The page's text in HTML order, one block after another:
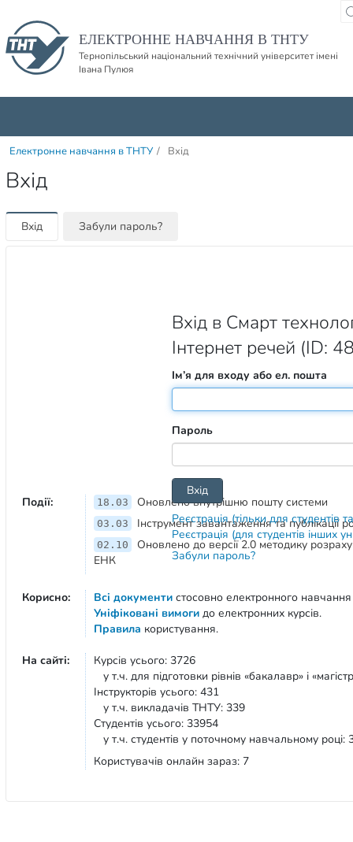
ЕЛЕКТРОННЕ НАВЧАННЯ В ТНТУ
Тернопільський національний технічний університет імені
Івана Пулюя
Електронне навчання в ТНТУ / Вхід
Вхід
Вхід Забули пароль?
Вхід в Смарт
Інтернет речей (ID:
Ім’я для входу або ел. пошта
Пароль
Реєстрація (тільки для студентів
Реєстрація (для студентів інших
Забули пароль?
Події: 18.03 Оновлено внутрішню пошту системи
03.03 Інструмент завантаження та публікації
02.10
Оновлено до версії 2.0 методику
ЕНК
Корисно: Всі документи стосовно електронного
Уніфіковані вимоги до електронних курсів.
Правила користування.
На сайті:
Курсів усього: 3726
у т.ч. для підготовки рівнів «бакалавр» і
Інструкторів усього: 431
у т.ч. викладачів ТНТУ: 339
Студентів усього: 33954
у т.ч. студентів у поточному навчальному році:
Користувачів онлайн зараз: 7